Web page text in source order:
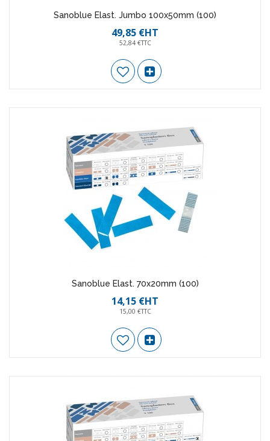
Sanoblue Elast. Jumbo 100x50mm (100)
49,85 €HT
52,84 €TTC
Sanoblue Elast. 70x20mm (100)
14,15 €HT
15,00 €TTC